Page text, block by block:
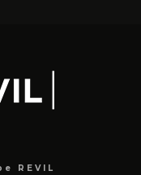
REVIL